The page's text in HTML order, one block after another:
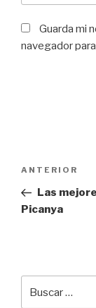
Guarda mi
navegador
entradas
Entrada
anterior:
ANTERIOR
Las
Picanya